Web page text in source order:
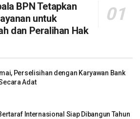
BPN Tetapkan
untuk
dan Peralihan Hak
Perselisihan dengan Karyawan Bank
Adat
Internasional Siap Dibangun Tahun